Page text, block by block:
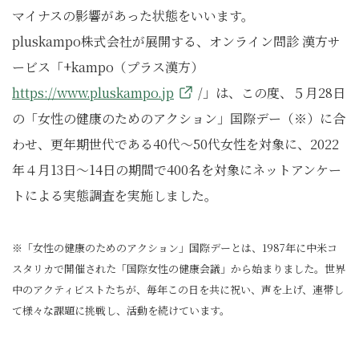
マイナスの影響があった状態をいいます。
pluskampo株式会社が展開する、オンライン問診 漢方サ
ービス「+kampo（プラス漢方）
https://www.pluskampo.jp
/」は、この度、５月28日
の「女性の健康のためのアクション」国際デー（※）に合
わせ、更年期世代である40代～50代女性を対象に、2022
年４月13日～14日の期間で400名を対象にネットアンケー
トによる実態調査を実施しました。
※「女性の健康のためのアクション」国際デーとは、1987年に中米コ
スタリカで開催された「国際女性の健康会議」から始まりました。世界
中のアクティビストたちが、毎年この日を共に祝い、声を上げ、連帯し
て様々な課題に挑戦し、活動を続けています。